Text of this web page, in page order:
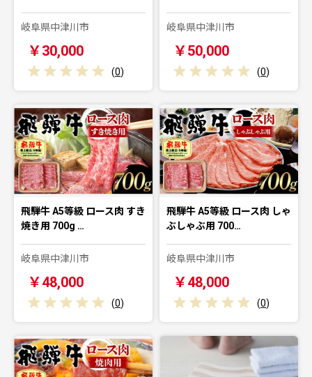
岐阜県中津川市
￥30,000
(0)
岐阜県中津川市
￥50,000
(0)
飛騨牛 A5等級 ロース肉 すき
焼き用 700g …
岐阜県中津川市
￥48,000
(0)
飛騨牛 A5等級 ロース肉 しゃ
ぶしゃぶ用 700…
岐阜県中津川市
￥48,000
(0)